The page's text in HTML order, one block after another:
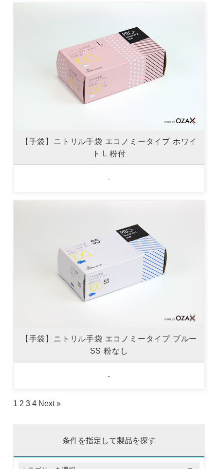
【手袋】ニトリル手袋 エコノミータイプ ホワイ
ト L 粉付
-
【手袋】ニトリル手袋 エコノミータイプ ブルー
SS 粉なし
-
1 2 3 4 Next »
条件を指定して製品を探す